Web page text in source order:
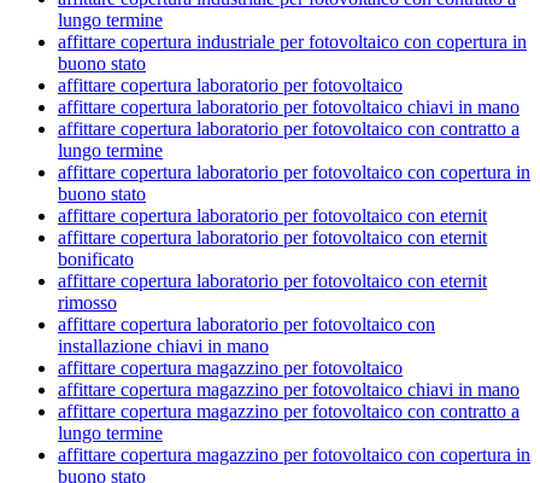
lungo termine
affittare copertura industriale per fotovoltaico con copertura in
buono stato
affittare copertura laboratorio per fotovoltaico
affittare copertura laboratorio per fotovoltaico chiavi in mano
affittare copertura laboratorio per fotovoltaico con contratto a
lungo termine
affittare copertura laboratorio per fotovoltaico con copertura in
buono stato
affittare copertura laboratorio per fotovoltaico con eternit
affittare copertura laboratorio per fotovoltaico con eternit
bonificato
affittare copertura laboratorio per fotovoltaico con eternit
rimosso
affittare copertura laboratorio per fotovoltaico con
installazione chiavi in mano
affittare copertura magazzino per fotovoltaico
affittare copertura magazzino per fotovoltaico chiavi in mano
affittare copertura magazzino per fotovoltaico con contratto a
lungo termine
affittare copertura magazzino per fotovoltaico con copertura in
buono stato